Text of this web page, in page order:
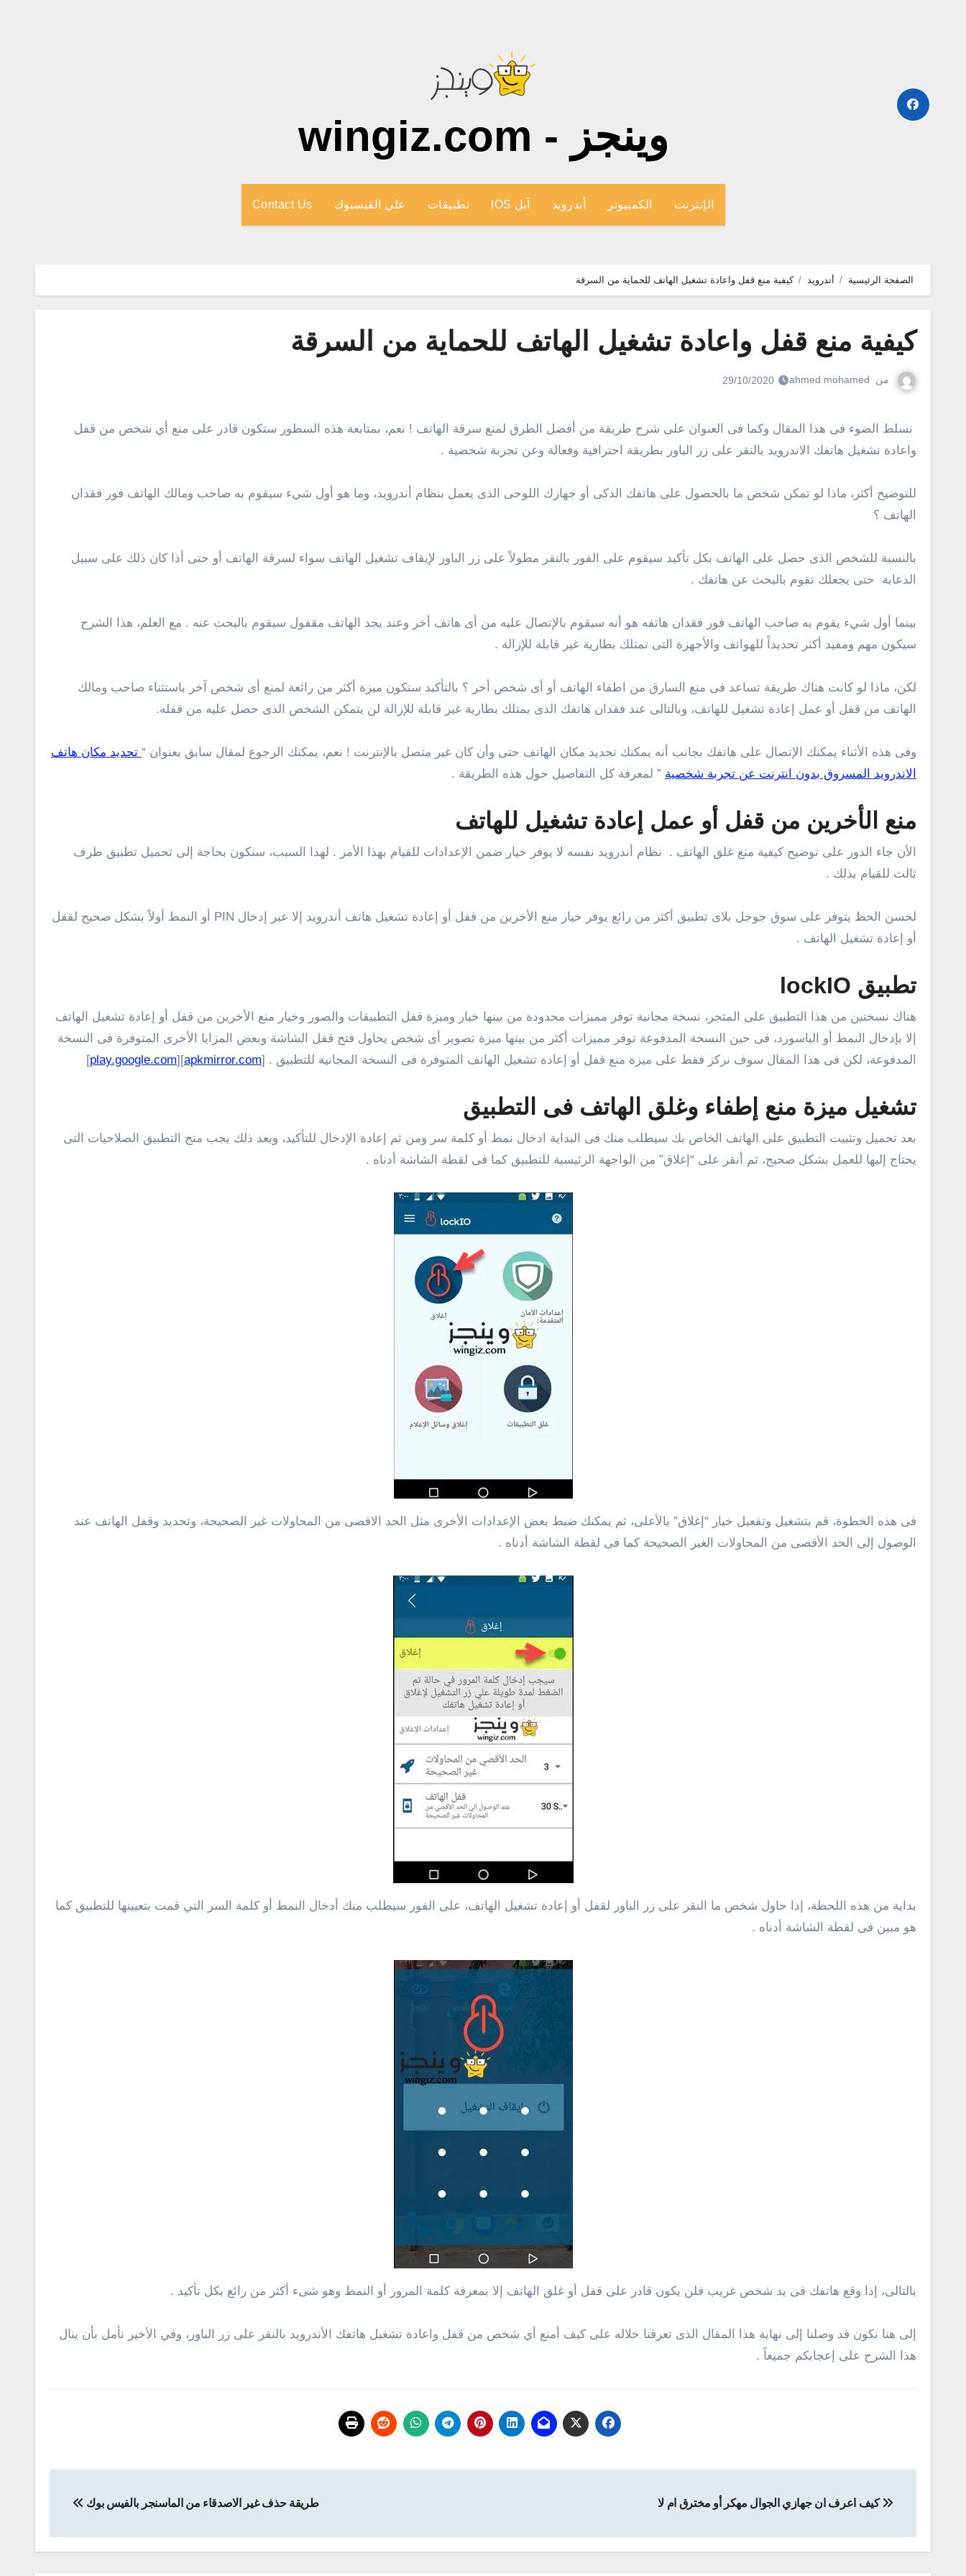
وينجز - wingiz.com
الإنترنت الكمبيوتر أندرويد آبل IOS تطبيقات علي الفيسبوك Contact Us
الصفحة الرئيسية أندرويد كيفية منع قفل واعادة تشغيل الهاتف للحماية من السرقة
كيفية منع قفل واعادة تشغيل الهاتف للحماية من السرقة
من ahmed mohamed
29/10/2020
نسلط الضوء فى هذا المقال وكما فى العنوان على شرح طريقة من أفضل الطرق لمنع سرقة الهاتف ! نعم، بمتابعة هذه السطور ستكون قادر على منع أي شخص من قفل
واعادة تشغيل هاتفك الاندرويد بالنقر على زر الباور بطريقة احترافية وفعالة وعن تجربة شخصية .
للتوضيح أكثر، ماذا لو تمكن شخص ما بالحصول على هاتفك الذكى أو جهازك اللوحى الذى يعمل بنظام أندرويد، وما هو أول شيء سيقوم به صاحب ومالك الهاتف فور فقدان
الهاتف ؟
بالنسبة للشخص الذى حصل على الهاتف بكل تأكيد سيقوم على الفور بالنقر مطولاً على زر الباور لإيقاف تشغيل الهاتف سواء لسرقة الهاتف أو حتى أذا كان ذلك على سبيل
الدعابة حتى يجعلك تقوم بالبحث عن هاتفك .
بينما أول شيء يقوم به صاحب الهاتف فور فقدان هاتفه هو أنه سيقوم بالإتصال عليه من أى هاتف أخر وعند يجد الهاتف مقفول سيقوم بالبحث عنه . مع العلم، هذا الشرح
سيكون مهم ومفيد أكثر تحديداً للهواتف والأجهزة التى تمتلك بطارية غير قابلة للإزالة .
لكن، ماذا لو كانت هناك طريقة تساعد فى منع السارق من اطفاء الهاتف أو أى شخص أخر ؟ بالتأكيد ستكون ميزة أكثر من رائعة لمنع أى شخص آخر باستثناء صاحب ومالك
الهاتف من قفل أو عمل إعادة تشغيل للهاتف، وبالتالى عند فقدان هاتفك الذى يمتلك بطارية غير قابلة للإزالة لن يتمكن الشخص الذى حصل عليه من قفله.
وفى هذه الأثناء يمكنك الإتصال على هاتفك بجانب أنه يمكنك تحديد مكان الهاتف حتى وأن كان غير متصل بالإنترنت ! نعم، يمكنك الرجوع لمقال سابق بعنوان “ تحديد مكان هاتف
الاندرويد المسروق بدون انترنت عن تجربة شخصية ” لمعرفة كل التفاصيل حول هذه الطريقة .
منع الأخرين من قفل أو عمل إعادة تشغيل للهاتف
الأن جاء الدور على توضيح كيفية منع غلق الهاتف . نظام أندرويد نفسه لا يوفر خيار ضمن الإعدادات للقيام بهذا الأمر . لهذا السبب، سنكون بحاجة إلى تحميل تطبيق طرف
ثالث للقيام بذلك .
لحسن الحظ يتوفر على سوق جوجل بلاى تطبيق أكثر من رائع يوفر خيار منع الأخرين من قفل أو إعادة تشغيل هاتف أندرويد إلا عبر إدخال PIN أو النمط أولاً بشكل صحيح لقفل
أو إعادة تشغيل الهاتف .
تطبيق lockIO
هناك نسختين من هذا التطبيق على المتجر، نسخة مجانية توفر مميزات محدودة من بينها خيار وميزة قفل التطبيقات والصور وخيار منع الأخرين من قفل أو إعادة تشغيل الهاتف
إلا بإدخال النمط أو الباسورد، فى حين النسخة المدفوعة توفر مميزات أكثر من بينها ميزة تصوير أى شخص يحاول فتح قفل الشاشة وبعض المزايا الأخرى المتوفرة فى النسخة
المدفوعة، لكن فى هذا المقال سوف نركز فقط على ميزة منع قفل أو إعادة تشغيل الهاتف المتوفرة فى النسخة المجانية للتطبيق . [apkmirror.com
][
play.google.com
]
تشغيل ميزة منع إطفاء وغلق الهاتف فى التطبيق
بعد تحميل وتثبيت التطبيق على الهاتف الخاص بك سيطلب منك فى البداية ادخال نمط أو كلمة سر ومن ثم إعادة الإدخال للتأكيد، وبعد ذلك يجب منح التطبيق الصلاحيات التى
يحتاج إليها للعمل بشكل صحيح، ثم أنقر على “إغلاق” من الواجهة الرئيسية للتطبيق كما فى لقطة الشاشة أدناه .
فى هذه الخطوة، قم بتشغيل وتفعيل خيار “إغلاق” بالأعلى، ثم يمكنك ضبط بعض الإعدادات الأخرى مثل الحد الاقصى من المحاولات غير الصحيحة، وتحديد وقفل الهاتف عند
الوصول إلى الحد الأقصى من المحاولات الغير الصحيحة كما فى لقطة الشاشة أدناه .
بداية من هذه اللحظة، إذا حاول شخص ما النقر على زر الباور لقفل أو إعادة تشغيل الهاتف، على الفور سيطلب منك أدخال النمط أو كلمة السر التي قمت بتعيينها للتطبيق كما
هو مبين فى لقطة الشاشة أدناه .
بالتالى، إذا وقع هاتفك فى يد شخص غريب فلن يكون قادر على قفل أو غلق الهاتف إلا بمعرفة كلمة المرور أو النمط وهو شىء أكثر من رائع بكل تأكيد .
إلى هنا نكون قد وصلنا إلى نهاية هذا المقال الذى تعرفنا خلاله على كيف أمنع أي شخص من قفل واعادة تشغيل هاتفك الأندرويد بالنقر على زر الباور، وفي الأخير نأمل بأن ينال
هذا الشرح على إعجابكم جميعاً .
المقالات
كيف اعرف ان جهازي الجوال مهكر أو مخترق ام لا طريقة حذف غير الاصدقاء من الماسنجر بالفيس بوك